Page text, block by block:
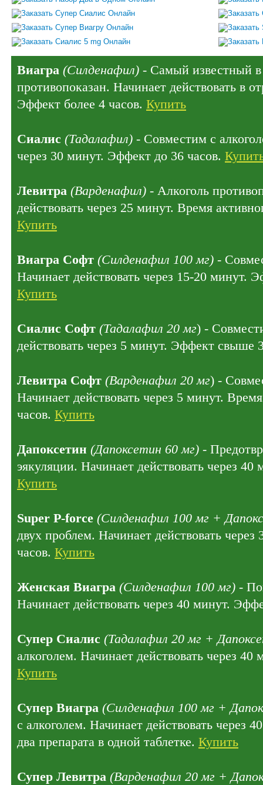
Виагра (Силденафил) - Самый известный в
противопоказан. Начинает действовать в
Эффект более 4 часов. Купить
Сиалис (Тадалафил) - Совместим с
через 30 минут. Эффект до 36 часов.
Левитра (Варденафил) - Алкоголь
действовать через 25 минут. Время
Купить
Виагра Софт (Силденафил 100 мг) -
Начинает действовать через 15-20 минут.
Купить
Сиалис Софт (Тадалафил 20 мг) -
действовать через 5 минут. Эффект свыше
Левитра Софт (Варденафил 20 мг) -
Начинает действовать через 5 минут.
часов. Купить
Дапоксетин (Дапоксетин 60 мг) -
эякуляции. Начинает действовать через
Купить
Super P-force (Силденафил 100 мг +
двух проблем. Начинает действовать
часов. Купить
Женская Виагра (Силденафил 100 мг) -
Начинает действовать через 40 минут.
Супер Сиалис (Тадалафил 20 мг +
алкоголем. Начинает действовать через
Купить
Супер Виагра (Силденафил 100 мг +
с алкоголем. Начинает действовать через
два препарата в одной таблетке. Купить
Супер Левитра (Варденафил 20 мг +